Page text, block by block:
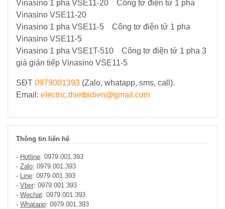
Vinasino 1 pha VSE11-20 Công tơ điện tử 1 pha
Vinasino VSE11-20
Vinasino 1 pha VSE11-5 Công tơ điện tử 1 pha
Vinasino VSE11-5
Vinasino 1 pha VSE1T-510 Công tơ điện tử 1 pha 3
giá gián tiếp Vinasino VSE11-5
SĐT 0979001393 (Zalo, whatapp, sms, call).
Email: electric.thietbidien@gmail.com
Thông tin liên hệ
- Hotline: 0979.001.393
- Zalo: 0979.001.393
- Line: 0979.001.393
- Vber: 0979.001.393
- Wechat: 0979.001.393
- Whatapp: 0979.001.393